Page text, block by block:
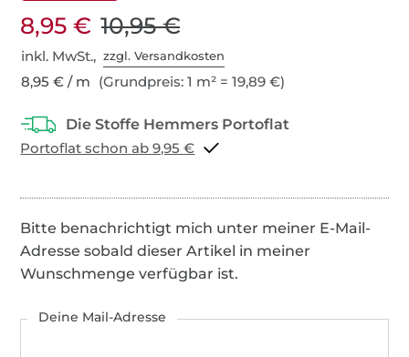
8,95 € 10,95 €
inkl. MwSt.,zzgl. Versandkosten
8,95 € / m (Grundpreis: 1 m² = 19,89 €)
Portoflat schon ab 9,95 €
Bitte benachrichtigt mich unter meiner E-Mail-
Adresse sobald dieser Artikel in meiner
Wunschmenge verfügbar ist.
Deine Mail-Adresse